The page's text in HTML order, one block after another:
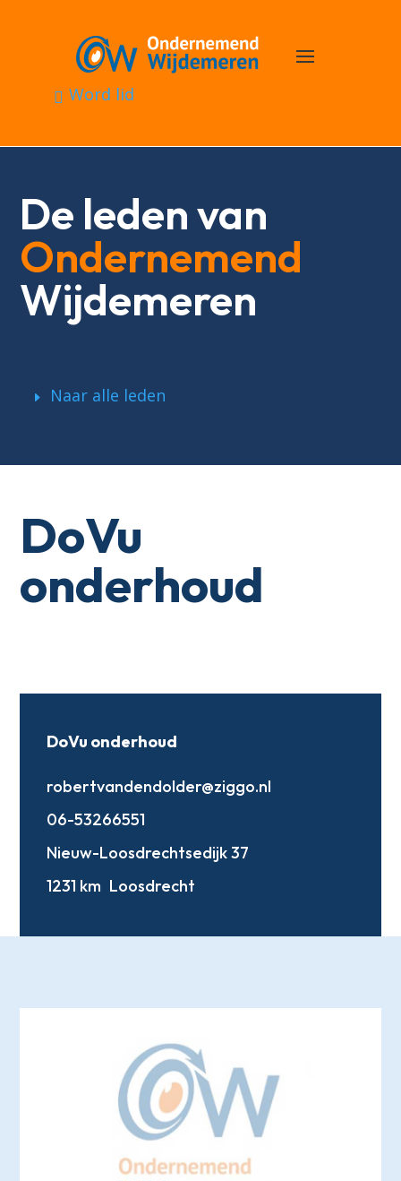
Word lid
De leden van
Ondernemend
Wijdemeren
Naar alle leden
DoVu
onderhoud
DoVu onderhoud
robertvandendolder@ziggo.nl
06-53266551
Nieuw-Loosdrechtsedijk 37
1231 km Loosdrecht